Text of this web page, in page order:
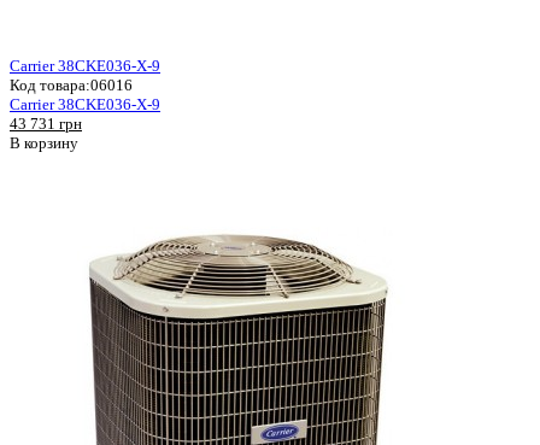
Carrier 38CKE036-X-9
Код товара:06016
Carrier 38CKE036-X-9
43 731 грн
В корзину